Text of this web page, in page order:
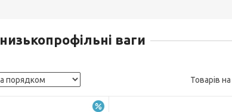
низькопрофільні ваги